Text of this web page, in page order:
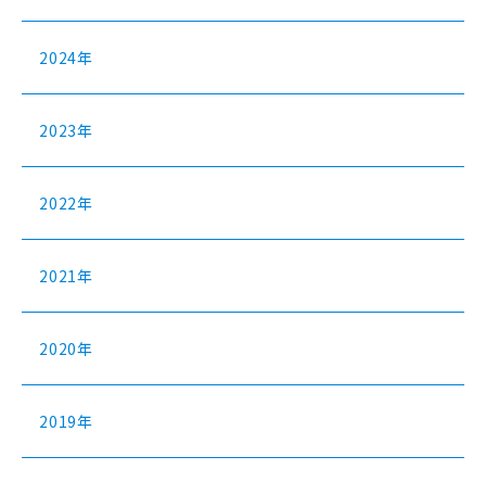
2024年
2023年
2022年
2021年
2020年
2019年